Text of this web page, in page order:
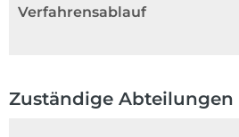
Verfahrensablauf
Zuständige Abteilungen